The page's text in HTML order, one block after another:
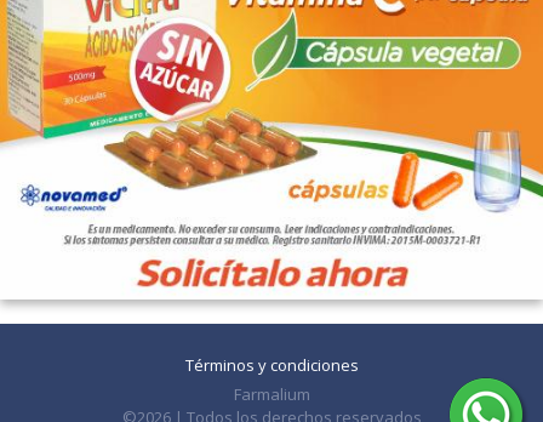
Términos y condiciones
Farmalium
©2026 | Todos los derechos reservados